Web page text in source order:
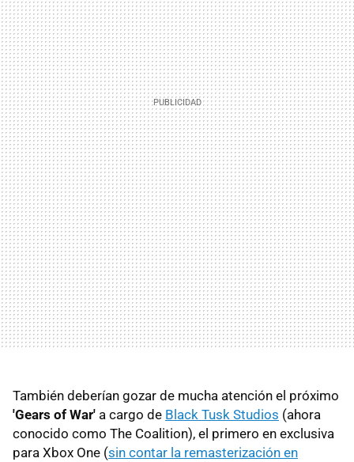
También deberían gozar de mucha atención el próximo
'Gears of War' a cargo de Black Tusk Studios (ahora
conocido como The Coalition), el primero en exclusiva
para Xbox One (sin contar la remasterización en